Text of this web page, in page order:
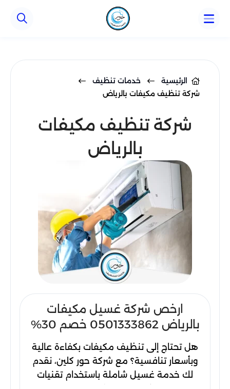
الرئيسية
خدمات تنظيف
شركة تنظيف مكيفات بالرياض
شركة تنظيف مكيفات
بالرياض
ارخص شركة غسيل مكيفات
بالرياض 0501333862 خصم 30%
هل تحتاج إلى تنظيف مكيفات بكفاءة عالية
وبأسعار تنافسية؟ مع شركة حور كلين، نقدم
لك خدمة غسيل شاملة باستخدام تقنيات